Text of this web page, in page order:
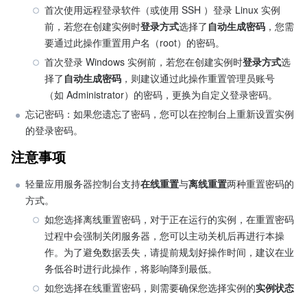
首次使用远程登录软件（或使用 SSH ）登录 Linux 实例
前，若您在创建实例时登录方式选择了 自动生成密码 ，您需
要通过此操作重置用户名（root）的密码。
首次登录 Windows 实例前，若您在创建实例时登录方式选
择了 自动生成密码 ，则建议通过此操作重置管理员账号
（如 Administrator）的密码，更换为自定义登录密码。
忘记密码：如果您遗忘了密码，您可以在控制台上重新设置实例
的登录密码。
注意事项
轻量应用服务器控制台支持在线重置与离线重置两种重置密码的
方式。
如您选择离线重置密码，对于正在运行的实例，在重置密码
过程中会强制关闭服务器，您可以主动关机后再进行本操
作。为了避免数据丢失，请提前规划好操作时间，建议在业
务低谷时进行此操作，将影响降到最低。
如您选择在线重置密码，则需要确保您选择实例的实例状态